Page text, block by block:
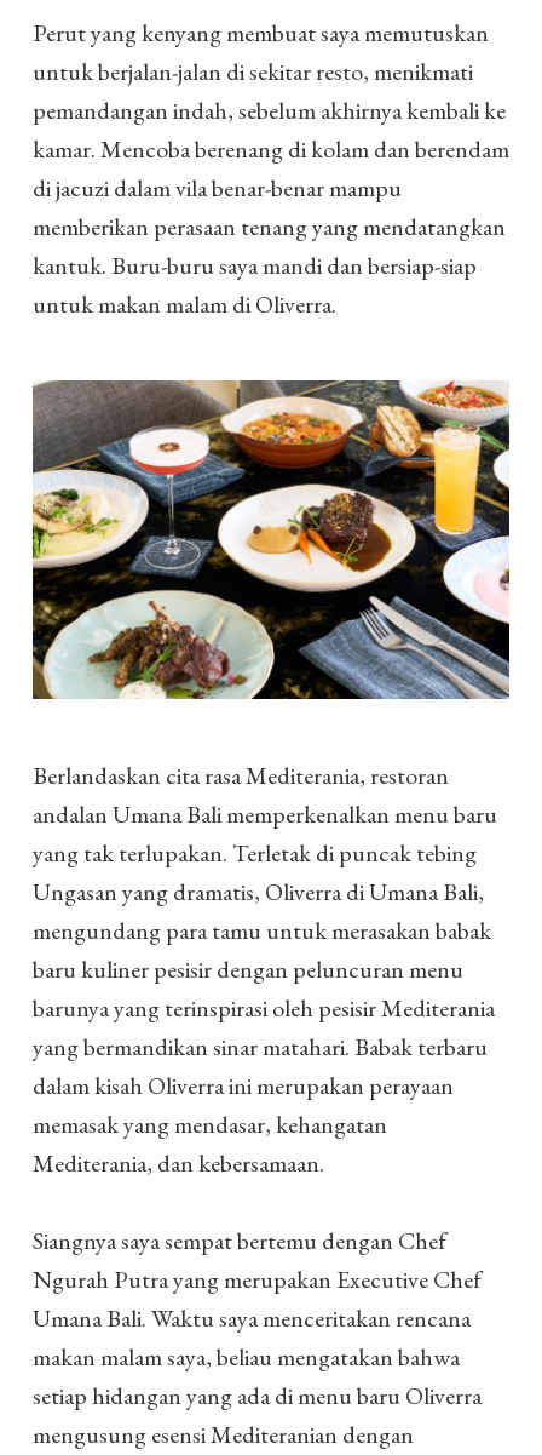
Perut yang kenyang membuat saya memutuskan
untuk berjalan-jalan di sekitar resto, menikmati
pemandangan indah, sebelum akhirnya kembali ke
kamar. Mencoba berenang di kolam dan berendam
di jacuzi dalam vila benar-benar mampu
memberikan perasaan tenang yang mendatangkan
kantuk. Buru-buru saya mandi dan bersiap-siap
untuk makan malam di Oliverra.
Berlandaskan cita rasa Mediterania, restoran
andalan Umana Bali memperkenalkan menu baru
yang tak terlupakan. Terletak di puncak tebing
Ungasan yang dramatis, Oliverra di Umana Bali,
mengundang para tamu untuk merasakan babak
baru kuliner pesisir dengan peluncuran menu
barunya yang terinspirasi oleh pesisir Mediterania
yang bermandikan sinar matahari. Babak terbaru
dalam kisah Oliverra ini merupakan perayaan
memasak yang mendasar, kehangatan
Mediterania, dan kebersamaan.
Siangnya saya sempat bertemu dengan Chef
Ngurah Putra yang merupakan Executive Chef
Umana Bali. Waktu saya menceritakan rencana
makan malam saya, beliau mengatakan bahwa
setiap hidangan yang ada di menu baru Oliverra
mengusung esensi Mediteranian dengan